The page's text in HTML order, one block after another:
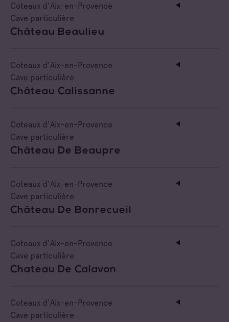
Côtes de Provence Pierrefeu
Négociant Local
Coteaux d'Aix-en-Provence
Cave particulière
Château Beaulieu
Coteaux d'Aix-en-Provence
Cave particulière
Château Calissanne
Coteaux d'Aix-en-Provence
Cave particulière
Château De Beaupre
Coteaux d'Aix-en-Provence
Cave particulière
Château De Bonrecueil
Coteaux d'Aix-en-Provence
Cave particulière
Chateau De Calavon
Coteaux d'Aix-en-Provence
Cave particulière